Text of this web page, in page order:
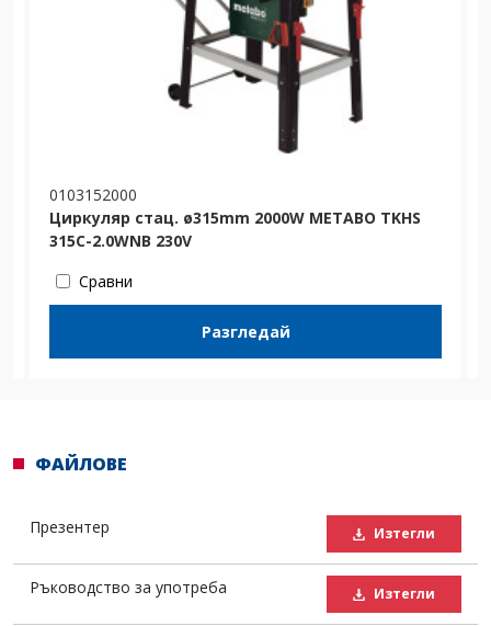
0103152000
Циркуляр стац. ø315mm 2000W METABO TKHS
315C-2.0WNB 230V
Сравни
Разгледай
ФАЙЛОВЕ
Презентер Изтегли
Ръководство за употреба Изтегли